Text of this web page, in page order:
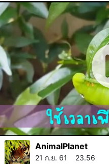
AnimalPlanet
21 ก.ย. 61 23.56